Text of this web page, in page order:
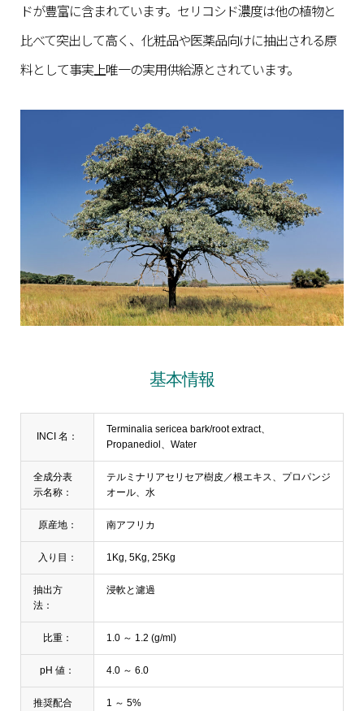
ドが豊富に含まれています。セリコシド濃度は他の植物と
比べて突出して高く、化粧品や医薬品向けに抽出される原
料として事実上唯一の実用供給源とされています。
基本情報
INCI 名：
Terminalia sericea bark/root extract、
Propanediol、Water
全成分表
示名称：
テルミナリアセリセア樹皮／根エキス、プロパンジ
オール、水
原産地： 南アフリカ
入り目： 1Kg, 5Kg, 25Kg
抽出方
法：
浸軟と濾過
比重： 1.0 ～ 1.2 (g/ml)
pH 値： 4.0 ～ 6.0
推奨配合
1 ～ 5%